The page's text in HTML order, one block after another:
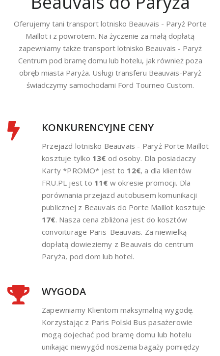
Oferujemy tani transport lotnisko Beauvais - Paryż Porte
Maillot i z powrotem. Na życzenie za małą dopłatą
zapewniamy także transport lotnisko Beauvais - Paryż
Centrum pod bramę domu lub hotelu, jak również poza
obręb miasta Paryża. Usługi transferu Beauvais-Paryż
świadczymy samochodami Ford Tourneo Custom.
KONKURENCYJNE CENY
Przejazd lotnisko Beauvais - Paryż Porte Maillot
kosztuje tylko 13€ od osoby. Dla posiadaczy
Karty *PROMO* jest to 12€, a dla klientów
FRU.PL jest to 11€ w okresie promocji. Dla
porównania przejazd autobusem komunikacji
publicznej z Beauvais do Porte Maillot kosztuje
17€. Nasza cena zbliżona jest do kosztów
convoiturage Paris-Beauvais. Za niewielką
dopłatą dowieziemy z Beauvais do centrum
Paryża, pod dom lub hotel.
WYGODA
Zapewniamy Klientom maksymalną wygodę.
Korzystając z Paris Polski Bus pasażerowie
mogą dojechać pod bramę domu lub hotelu
unikając niewygód noszenia bagaży pomiędzy